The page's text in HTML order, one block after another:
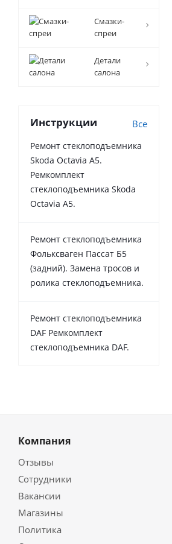
Смазки-
спреи
Детали
салона
Инструкции Все
Ремонт стеклоподъемника
Skoda Octavia A5.
Ремкомплект
стеклоподъемника Skoda
Octavia A5.
Ремонт стеклоподъемника
Фольксваген Пассат Б5
(задний). Замена тросов и
ролика стеклоподъемника.
Ремонт стеклоподъемника
DAF Ремкомплект
стеклоподъемника DAF.
Компания
Отзывы
Сотрудники
Вакансии
Магазины
Политика